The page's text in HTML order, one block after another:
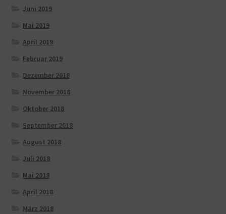
Juni 2019
Mai 2019
April 2019
Februar 2019
Dezember 2018
November 2018
Oktober 2018
September 2018
August 2018
Juli 2018
Mai 2018
April 2018
März 2018